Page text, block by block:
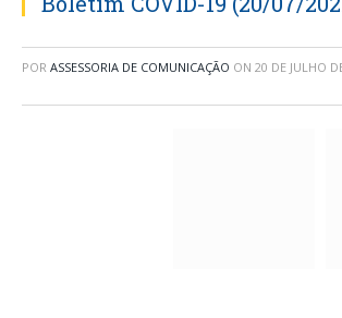
POR ASSESSORIA DE COMUNICAÇÃO ON 20 DE JULHO